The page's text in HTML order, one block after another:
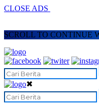
CLOSE ADS
SCROLL TO CONTINUE
✖